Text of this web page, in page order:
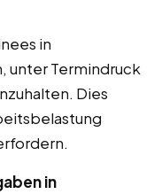
in
unter Termindruck
Dies
in